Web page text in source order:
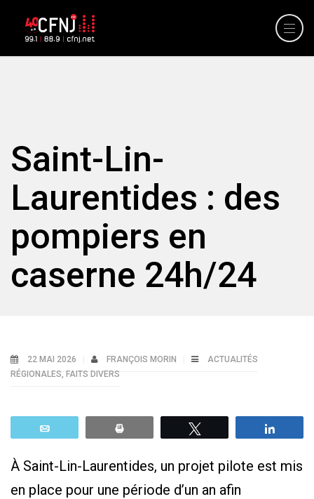
Saint-Lin-
Laurentides : des
pompiers en
caserne 24h/24
22 MAI 2026 FRANÇOIS MORIN
ACTUALITÉS
RÉGIONALES, FAITS DIVERS
À Saint-Lin-Laurentides, un projet pilote est mis
en place pour une période d’un an afin